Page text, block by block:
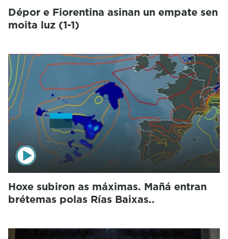
Dépor e Fiorentina asinan un empate sen
moita luz (1-1)
Hoxe subiron as máximas. Mañá entran
brétemas polas Rías Baixas..